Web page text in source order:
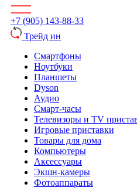
+7 (905) 143-88-33
Трейд ин
Смартфоны
Ноутбуки
Планшеты
Dyson
Аудио
Смарт-часы
Телевизоры и TV
Игровые приставки
Товары для дома
Компьютеры
Аксесcуары
Экшн-камеры
Фотоаппараты